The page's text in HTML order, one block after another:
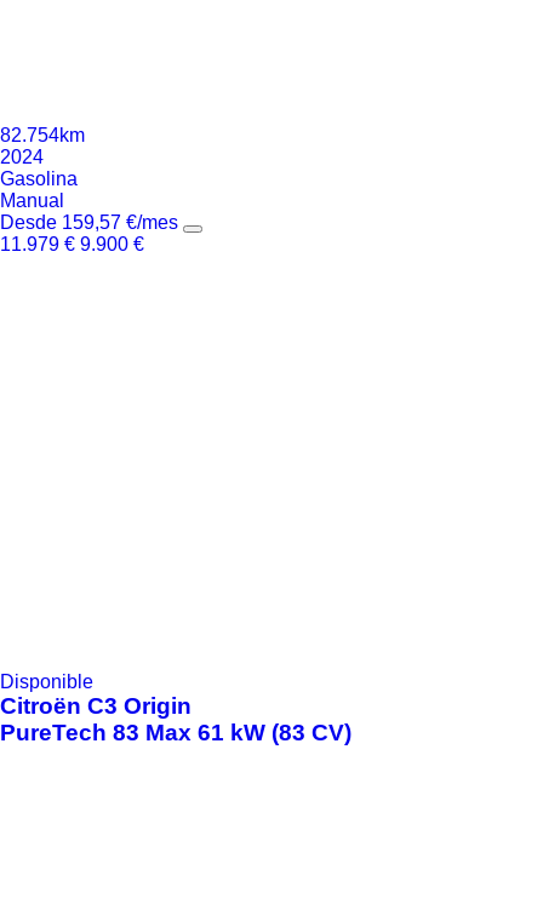
82.754km
2024
Gasolina
Manual
Desde 159,57 €/mes
11.979 € 9.900 €
Disponible
Citroën C3 Origin
PureTech 83 Max 61 kW (83 CV)